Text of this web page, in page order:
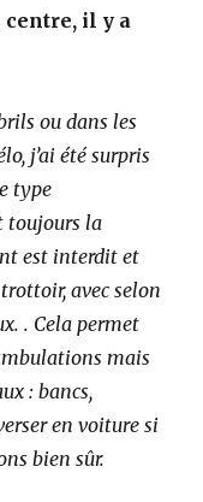
centre, il y a
ou dans les
j’ai été surpris
type
toujours la
est interdit et
avec selon
. Cela permet
mais
: bancs,
en voiture si
bien sûr.